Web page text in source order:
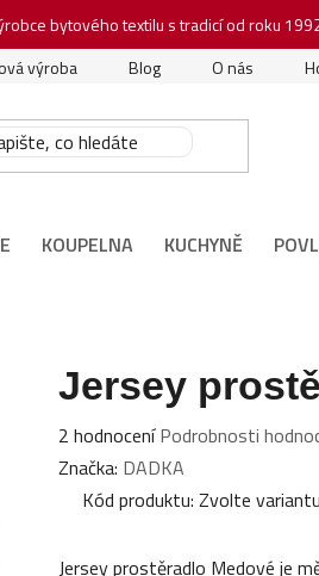
bytového textilu s tradicí od roku
výroba Blog O nás
KOUPELNA KUCHYNĚ
Jersey
Průměrné
hodnocení
produktu
5,0
2 hodnocení Podrobnosti
Značka: DADKA
Kód produktu: Zvolte variantu
Jersey prostěradlo Medové je